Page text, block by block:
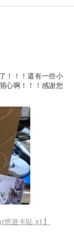
！！！還有一些小
心啊！！！感謝您
遊卡貼 x1】